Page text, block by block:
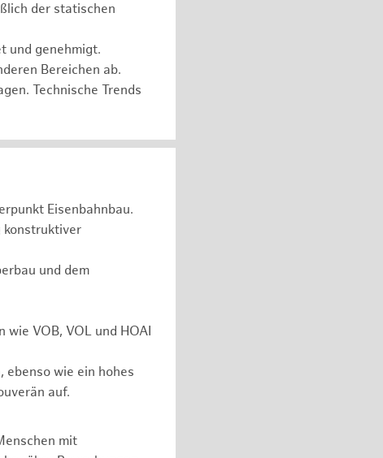
der statischen
und genehmigt.
Bereichen ab.
Technische Trends
Eisenbahnbau.
konstruktiver
und dem
VOB, VOL und HOAI
wie ein hohes
auf.
mit